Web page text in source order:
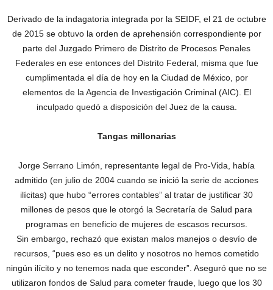
Derivado de la indagatoria integrada por la SEIDF, el 21 de octubre
de 2015 se obtuvo la orden de aprehensión correspondiente por
parte del Juzgado Primero de Distrito de Procesos Penales
Federales en ese entonces del Distrito Federal, misma que fue
cumplimentada el día de hoy en la Ciudad de México, por
elementos de la Agencia de Investigación Criminal (AIC). El
inculpado quedó a disposición del Juez de la causa.
Tangas millonarias
Jorge Serrano Limón, representante legal de Pro-Vida, había
admitido (en julio de 2004 cuando se inició la serie de acciones
ilícitas) que hubo “errores contables” al tratar de justificar 30
millones de pesos que le otorgó la Secretaría de Salud para
programas en beneficio de mujeres de escasos recursos.
Sin embargo, rechazó que existan malos manejos o desvío de
recursos, “pues eso es un delito y nosotros no hemos cometido
ningún ilícito y no tenemos nada que esconder”. Aseguró que no se
utilizaron fondos de Salud para cometer fraude, luego que los 30